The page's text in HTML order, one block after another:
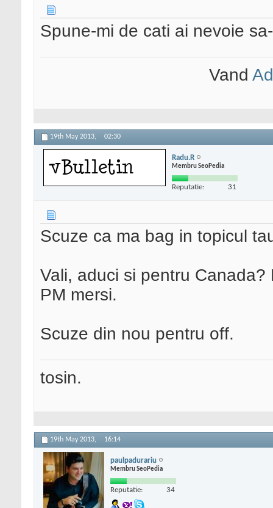
Spune-mi de cati ai nevoie
Vand
19th May 2013, 02:30
Radu.R
Membru SeoPedia
Reputatie: 31
Scuze ca ma bag in topicul
Vali, aduci si pentru
PM mersi.
Scuze din nou pentru off.
tosin.
19th May 2013, 16:14
paulpadurariu
Membru SeoPedia
Reputatie: 34